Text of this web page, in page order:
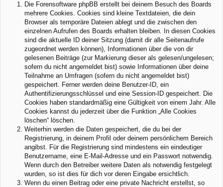
Die Forensoftware phpBB erstellt bei deinem Besuch des Boards
mehrere Cookies. Cookies sind kleine Textdateien, die dein
Browser als temporäre Dateien ablegt und die zwischen den
einzelnen Aufrufen des Boards erhalten bleiben. In diesen Cookies
sind die aktuelle ID deiner Sitzung (damit dir alle Seitenaufrufe
zugeordnet werden können), Informationen über die von dir
gelesenen Beiträge (zur Markierung dieser als gelesen/ungelesen;
sofern du nicht angemeldet bist) sowie Informationen über deine
Teilnahme an Umfragen (sofern du nicht angemeldet bist)
gespeichert. Ferner werden deine Benutzer-ID, ein
Authentifizierungsschlüssel und eine Session-ID gespeichert. Die
Cookies haben standardmäßig eine Gültigkeit von einem Jahr. Alle
Cookies kannst du jederzeit über die Funktion „Alle Cookies
löschen“ löschen.
Weiterhin werden die Daten gespeichert, die du bei der
Registrierung, in deinem Profil oder deinem persönlichem Bereich
angibst. Für die Registrierung sind mindestens ein eindeutiger
Benutzername, eine E-Mail-Adresse und ein Passwort notwendig.
Wenn durch den Betreiber weitere Daten als notwendig festgelegt
wurden, so ist dies für dich vor deren Eingabe ersichtlich.
Wenn du einen Beitrag oder eine private Nachricht erstellst, so